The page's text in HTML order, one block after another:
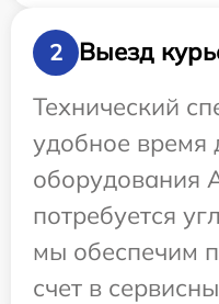
2
Выезд
Технический
удобное время
оборудования
потребуется
мы обеспечим
счет в